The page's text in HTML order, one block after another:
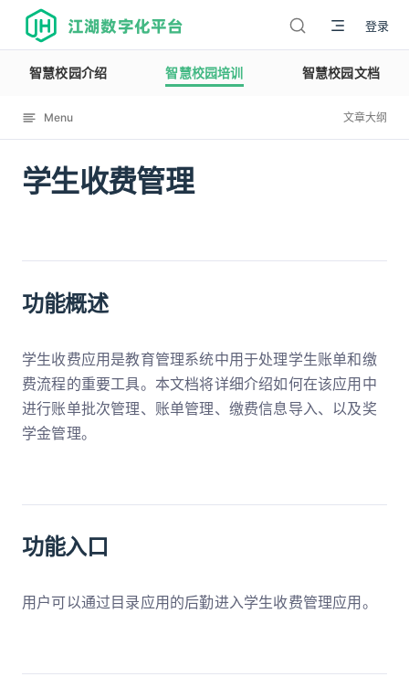
江湖数字化平台 登录
智慧校园介绍 智慧校园培训 智慧校园文档
Menu 文章大纲
学生收费管理
12113
功能概述
学生收费应用是教育管理系统中用于处理学生账单和缴
费流程的重要工具。本文档将详细介绍如何在该应用中
进行账单批次管理、账单管理、缴费信息导入、以及奖
学金管理。
功能入口
用户可以通过目录应用的后勤进入学生收费管理应用。